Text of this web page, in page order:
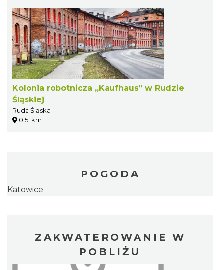
Kolonia robotnicza „Kaufhaus” w Rudzie
Śląskiej
Ruda Śląska
0.51 km
POGODA
Katowice
ZAKWATEROWANIE W
POBLIŻU